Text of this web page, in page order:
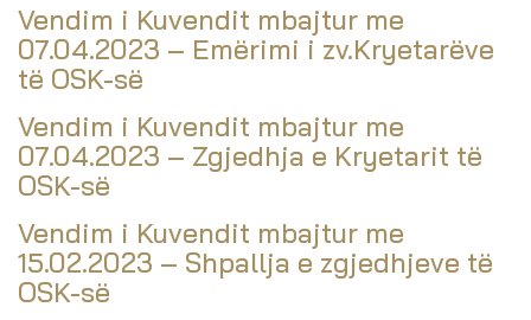
Vendim i Kuvendit mbajtur me
07.04.2023 – Emërimi i zv.Kryetarëve
të OSK-së
Vendim i Kuvendit mbajtur me
07.04.2023 – Zgjedhja e Kryetarit të
OSK-së
Vendim i Kuvendit mbajtur me
15.02.2023 – Shpallja e zgjedhjeve të
OSK-së